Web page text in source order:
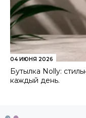
04 ИЮНЯ 2026
Бутылка Nolly:
каждый день.